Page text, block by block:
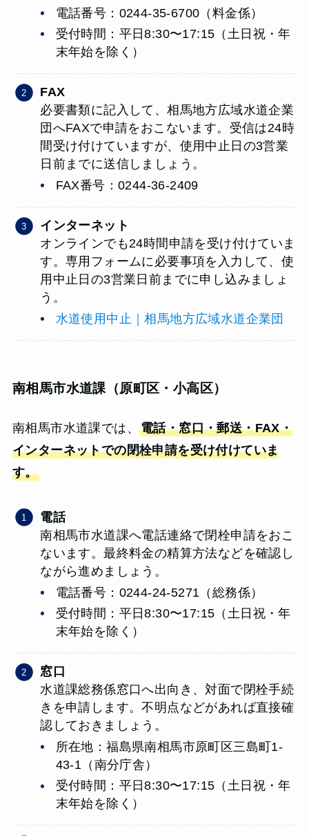
電話番号：0244-35-6700（料金係）
受付時間：平日8:30〜17:15（土日祝・年
末年始を除く）
FAX
必要書類に記入して、相馬地方広域水道企業
団へFAXで申請をおこないます。受信は24時
間受け付けていますが、使用中止日の3営業
日前までに送信しましょう。
FAX番号：0244-36-2409
インターネット
オンラインでも24時間申請を受け付けていま
す。専用フォームに必要事項を入力して、使
用中止日の3営業日前までに申し込みましょ
う。
水道使用中止｜相馬地方広域水道企業団
南相馬市水道課（原町区・小高区）
南相馬市水道課では、 電話・窓口・郵送・FAX・
インターネットでの閉栓申請を受け付けていま
す。
電話
南相馬市水道課へ電話連絡で閉栓申請をおこ
ないます。最終料金の精算方法などを確認し
ながら進めましょう。
電話番号：0244-24-5271（総務係）
受付時間：平日8:30〜17:15（土日祝・年
末年始を除く）
窓口
水道課総務係窓口へ出向き、対面で閉栓手続
きを申請します。不明点などがあれば直接確
認しておきましょう。
所在地：福島県南相馬市原町区三島町1-
43-1（南分庁舎）
受付時間：平日8:30〜17:15（土日祝・年
末年始を除く）